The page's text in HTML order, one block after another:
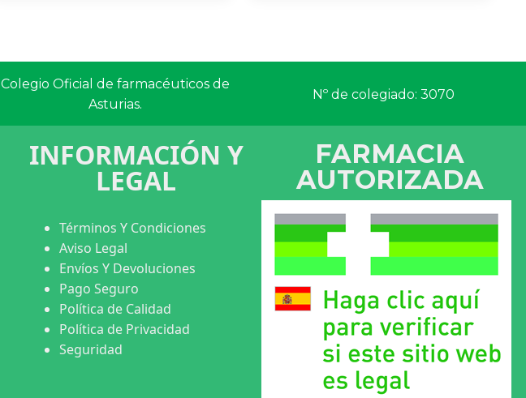
Colegio Oficial de farmacéuticos de
Asturias.
Nº de colegiado: 3070
INFORMACIÓN Y
LEGAL
Términos Y Condiciones
Aviso Legal
Envíos Y Devoluciones
Pago Seguro
Política de Calidad
Política de Privacidad
Seguridad
FARMACIA
AUTORIZADA